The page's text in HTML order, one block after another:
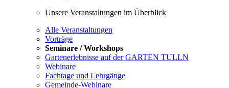
Unsere Veranstaltungen im Überblick
Alle Veranstaltungen
Vorträge
Seminare / Workshops
Gartenerlebnisse auf der GARTEN TULLN
Webinare
Fachtage und Lehrgänge
Gemeinde-Webinare